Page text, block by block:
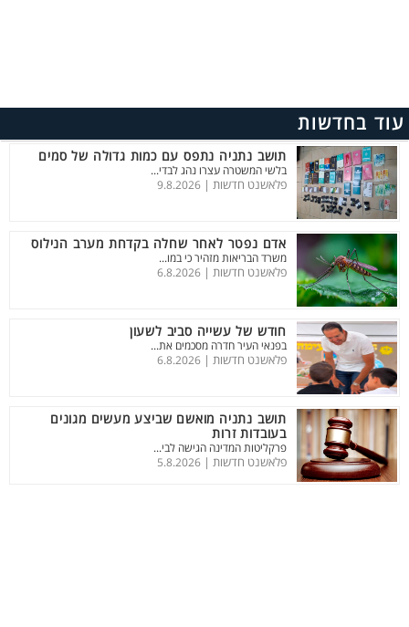
עוד בחדשות
תושב נתניה נתפס עם כמות גדולה של סמים
בלשי המשטרה עצרו נהג לבדי...
פלאשנט חדשות | 9.8.2026
אדם נפטר לאחר שחלה בקדחת מערב הנילוס
משרד הבריאות מזהיר כי במו...
פלאשנט חדשות | 6.8.2026
חודש של עשייה סביב לשעון
בפנאי העיר חדרה מסכמים את...
פלאשנט חדשות | 6.8.2026
תושב נתניה מואשם שביצע מעשים מגונים
בעובדות זרות
פרקליטות המדינה הגישה לבי...
פלאשנט חדשות | 5.8.2026